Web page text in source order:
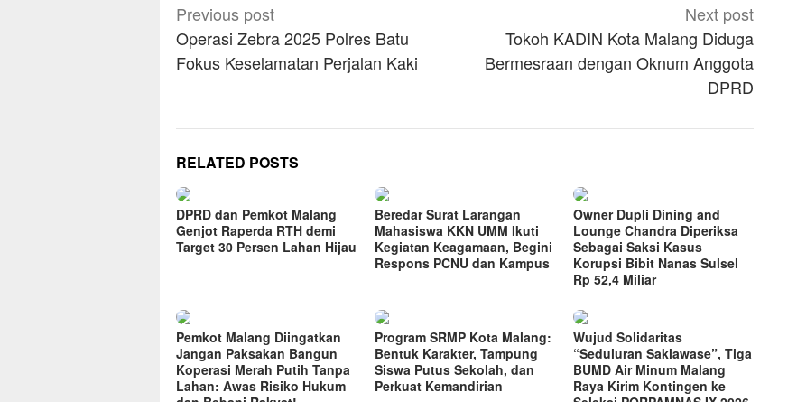
Post
navigation
Previous post
Operasi Zebra 2025 Polres Batu
Fokus Keselamatan Perjalan Kaki
Next post
Tokoh KADIN Kota Malang Diduga
Bermesraan dengan Oknum Anggota
DPRD
RELATED POSTS
DPRD dan Pemkot Malang
Genjot Raperda RTH demi
Target 30 Persen Lahan Hijau
Beredar Surat Larangan
Mahasiswa KKN UMM Ikuti
Kegiatan Keagamaan, Begini
Respons PCNU dan Kampus
Owner Dupli Dining and
Lounge Chandra Diperiksa
Sebagai Saksi Kasus
Korupsi Bibit Nanas Sulsel
Rp 52,4 Miliar
Pemkot Malang Diingatkan
Jangan Paksakan Bangun
Koperasi Merah Putih Tanpa
Lahan: Awas Risiko Hukum
Program SRMP Kota Malang:
Bentuk Karakter, Tampung
Siswa Putus Sekolah, dan
Perkuat Kemandirian
Wujud Solidaritas
“Seduluran Saklawase”, Tiga
BUMD Air Minum Malang
Raya Kirim Kontingen ke